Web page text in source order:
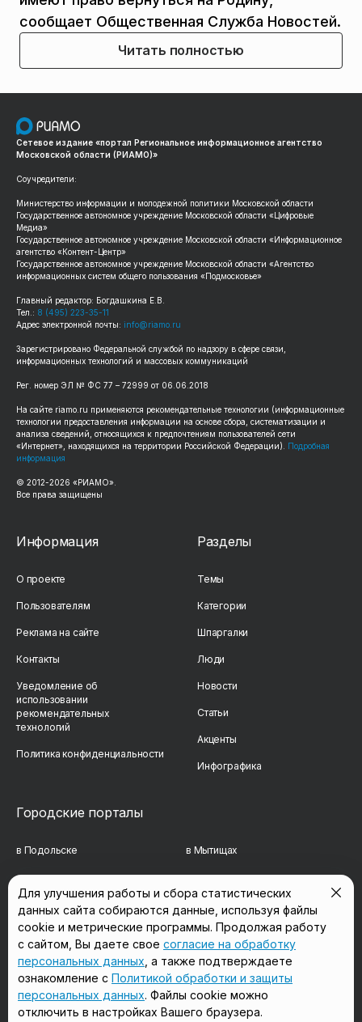
сообщает Общественная Служба Новостей.
Читать полностью
Сетевое издание «портал Региональное информационное агентство
Московской области (РИАМО)»
Соучредители:
Министерство информации и молодежной политики Московской области
Государственное автономное учреждение Московской области «Цифровые
Медиа»
Государственное автономное учреждение Московской области «Информационное
агентство «Контент-Центр»
Государственное автономное учреждение Московской области «Агентство
информационных систем общего пользования «Подмосковье»
Главный редактор: Богдашкина Е.В.
Тел.: 8 (495) 223-35-11
Адрес электронной почты: info@riamo.ru
Зарегистрировано Федеральной службой по надзору в сфере связи,
информационных технологий и массовых коммуникаций
Рег. номер ЭЛ № ФС 77 – 72999 от 06.06.2018
На сайте riamo.ru применяются рекомендательные технологии (информационные
технологии предоставления информации на основе сбора, систематизации и
анализа сведений, относящихся к предпочтениям пользователей сети
«Интернет», находящихся на территории Российской Федерации). Подробная
информация
© 2012-2026 «РИАМО».
Все права защищены
Информация
О проекте
Пользователям
Реклама на сайте
Контакты
Уведомление об
использовании
рекомендательных
технологий
Политика конфиденциальности
Разделы
Темы
Категории
Шпаргалки
Люди
Новости
Статьи
Акценты
Инфографика
Городские порталы
в Подольске в Мытищах
в Реутове
в Сергиевом Посаде в Люберцах
в Красногорске в Королёве
в Домодедово в Щёлково
Мы в соцсетях
Для улучшения работы и сбора статистических
данных сайта собираются данные, используя файлы
cookie и метрические программы. Продолжая работу
с сайтом, Вы даете свое согласие на обработку
персональных данных , а также подтверждаете
ознакомление с Политикой обработки и защиты
персональных данных. Файлы cookie можно
отключить в настройках Вашего браузера.